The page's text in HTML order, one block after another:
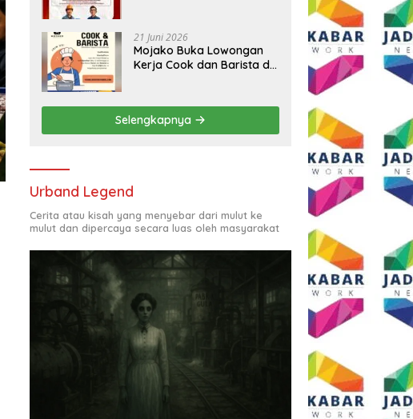
Syaratnya
21 Juni 2026
Mojako Buka Lowongan
Kerja Cook dan Barista di
Selengkapnya
Urband Legend
Cerita atau kisah yang menyebar dari mulut ke
mulut dan dipercaya secara luas oleh masyarakat